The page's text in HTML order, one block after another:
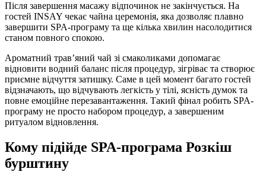
Після завершення масажу відпочинок не закінчується. На
гостей INSAY чекає чайна церемонія, яка дозволяє плавно
завершити SPA-програму та ще кілька хвилин насолодитися
станом повного спокою.
Ароматний трав’яний чай зі смаколиками допомагає
відновити водний баланс після процедур, зігріває та створює
приємне відчуття затишку. Саме в цей момент багато гостей
відзначають, що відчувають легкість у тілі, ясність думок та
повне емоційне перезавантаження. Такий фінал робить SPA-
програму не просто набором процедур, а завершеним
ритуалом відновлення.
Кому підійде SPA-програма Розкіш
бурштину